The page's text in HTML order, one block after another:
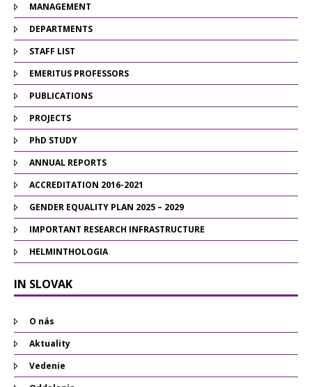
MANAGEMENT
DEPARTMENTS
STAFF LIST
EMERITUS PROFESSORS
PUBLICATIONS
PROJECTS
PhD STUDY
ANNUAL REPORTS
ACCREDITATION 2016-2021
GENDER EQUALITY PLAN 2025 – 2029
IMPORTANT RESEARCH INFRASTRUCTURE
HELMINTHOLOGIA
IN SLOVAK
O nás
Aktuality
Vedenie